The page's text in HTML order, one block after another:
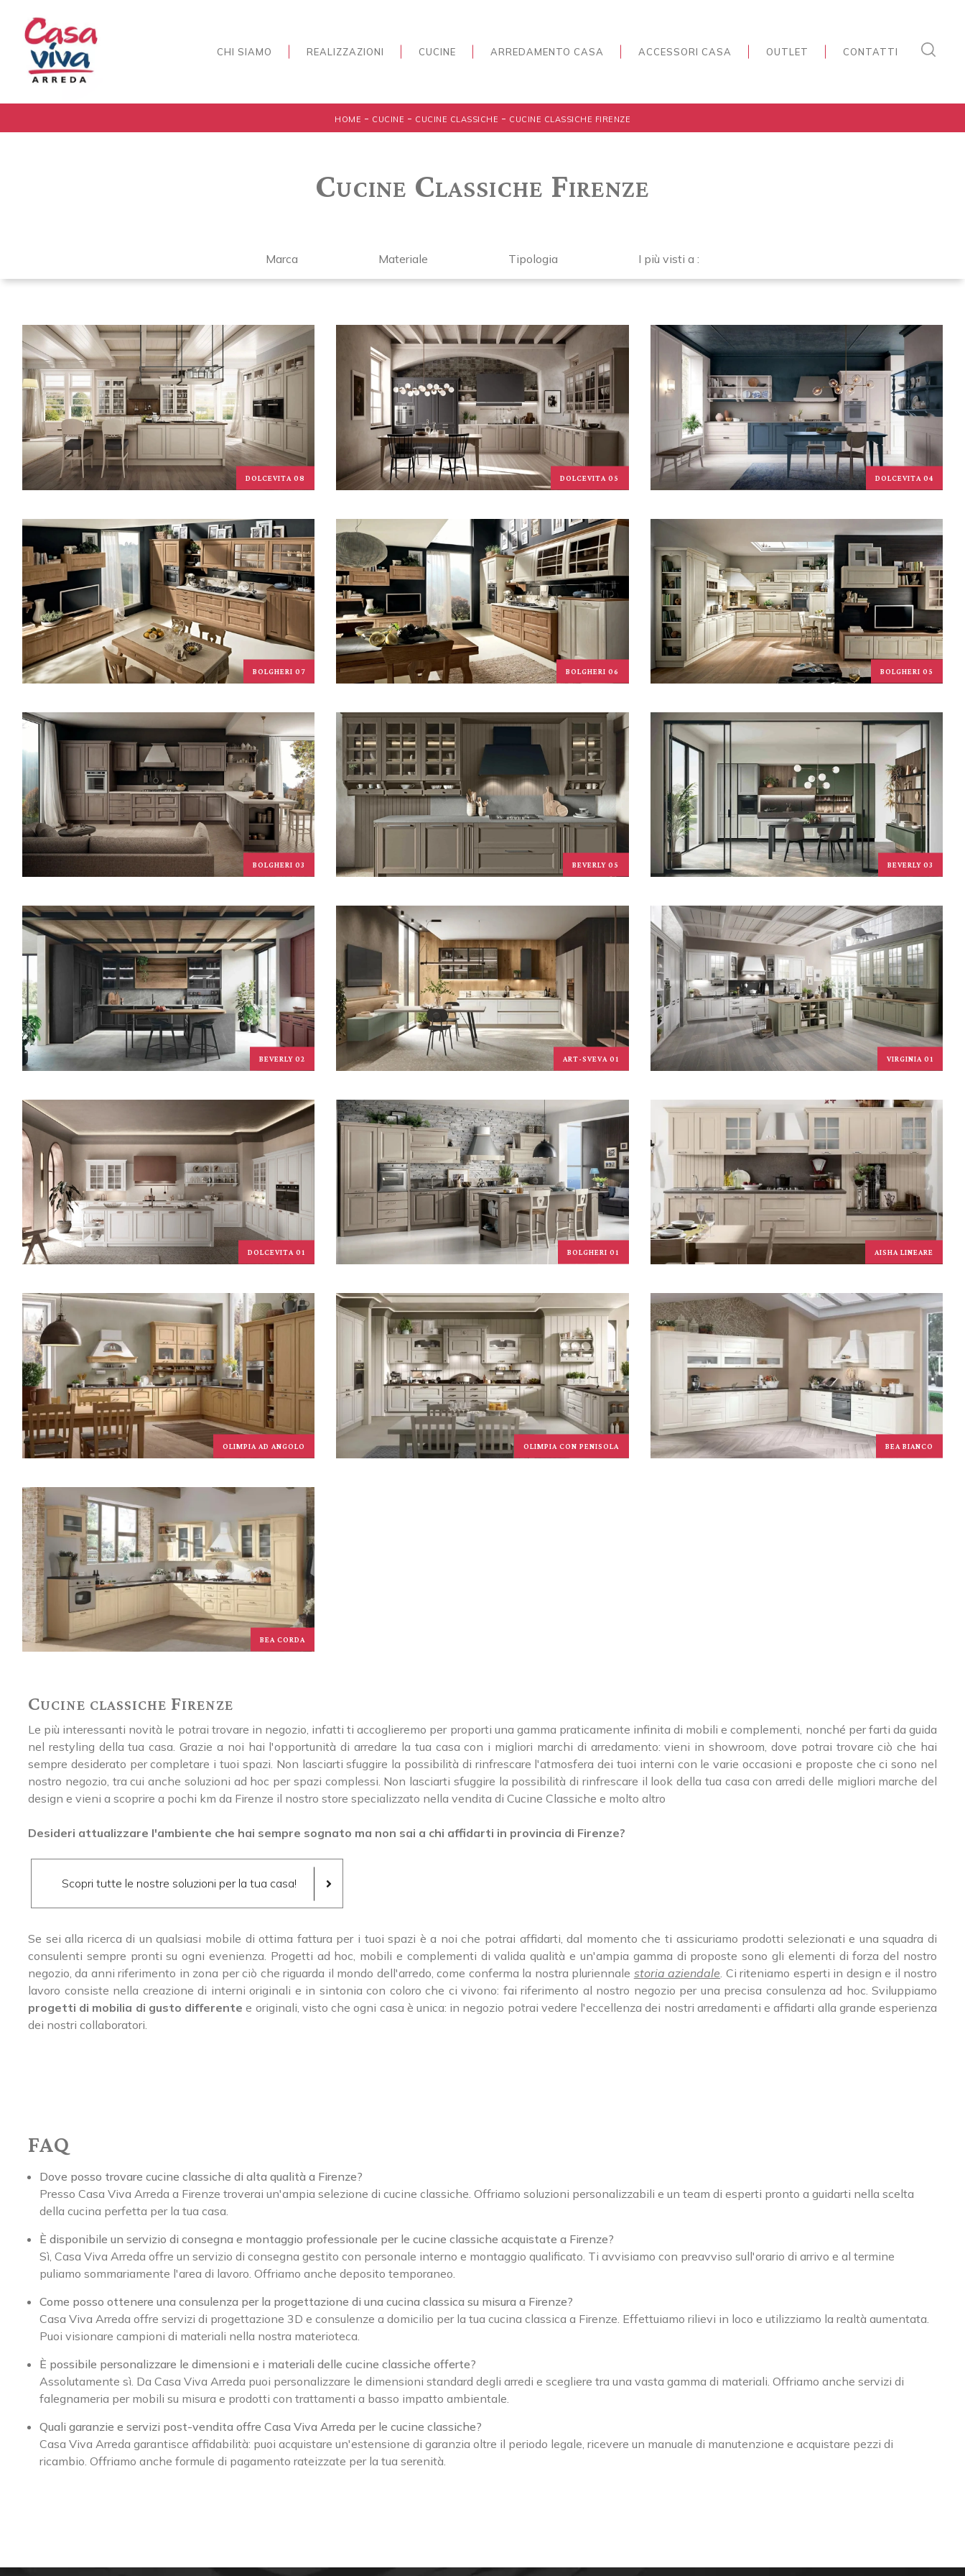
CHI SIAMO REALIZZAZIONI CUCINE ARREDAMENTO CASA ACCESSORI CASA OUTLET CONTATTI
HOME - CUCINE - CUCINE CLASSICHE - CUCINE CLASSICHE FIRENZE
Cucine Classiche Firenze
Marca Materiale Tipologia I più visti a :
DOLCEVITA 08 DOLCEVITA 05 DOLCEVITA 04
BOLGHERI 07 BOLGHERI 06 BOLGHERI 05
BOLGHERI 03 BEVERLY 05 BEVERLY 03
BEVERLY 02 ART-SVEVA 01 VIRGINIA 01
DOLCEVITA 01 BOLGHERI 01 AISHA LINEARE
OLIMPIA AD ANGOLO OLIMPIA CON PENISOLA BEA BIANCO
BEA CORDA
Cucine classiche Firenze
Le più interessanti novità le potrai trovare in negozio, infatti ti accoglieremo per proporti una gamma praticamente infinita di mobili e complementi, nonché per farti da guida
nel restyling della tua casa. Grazie a noi hai l'opportunità di arredare la tua casa con i migliori marchi di arredamento: vieni in showroom, dove potrai trovare ciò che hai
sempre desiderato per completare i tuoi spazi. Non lasciarti sfuggire la possibilità di rinfrescare l'atmosfera dei tuoi interni con le varie occasioni e proposte che ci sono nel
nostro negozio, tra cui anche soluzioni ad hoc per spazi complessi. Non lasciarti sfuggire la possibilità di rinfrescare il look della tua casa con arredi delle migliori marche del
design e vieni a scoprire a pochi km da Firenze il nostro store specializzato nella vendita di Cucine Classiche e molto altro
Desideri attualizzare l'ambiente che hai sempre sognato ma non sai a chi affidarti in provincia di Firenze?
Scopri tutte le nostre soluzioni per la tua casa!
Se sei alla ricerca di un qualsiasi mobile di ottima fattura per i tuoi spazi è a noi che potrai affidarti, dal momento che ti assicuriamo prodotti selezionati e una squadra di
consulenti sempre pronti su ogni evenienza. Progetti ad hoc, mobili e complementi di valida qualità e un'ampia gamma di proposte sono gli elementi di forza del nostro
negozio, da anni riferimento in zona per ciò che riguarda il mondo dell'arredo, come conferma la nostra pluriennale storia aziendale. Ci riteniamo esperti in design e il nostro
lavoro consiste nella creazione di interni originali e in sintonia con coloro che ci vivono: fai riferimento al nostro negozio per una precisa consulenza ad hoc. Sviluppiamo
progetti di mobilia di gusto differente e originali, visto che ogni casa è unica: in negozio potrai vedere l'eccellenza dei nostri arredamenti e affidarti alla grande esperienza
dei nostri collaboratori.
FAQ
Dove posso trovare cucine classiche di alta qualità a Firenze?
Presso Casa Viva Arreda a Firenze troverai un'ampia selezione di cucine classiche. Offriamo soluzioni personalizzabili e un team di esperti pronto a guidarti nella scelta
della cucina perfetta per la tua casa.
È disponibile un servizio di consegna e montaggio professionale per le cucine classiche acquistate a Firenze?
Sì, Casa Viva Arreda offre un servizio di consegna gestito con personale interno e montaggio qualificato. Ti avvisiamo con preavviso sull'orario di arrivo e al termine
puliamo sommariamente l'area di lavoro. Offriamo anche deposito temporaneo.
Come posso ottenere una consulenza per la progettazione di una cucina classica su misura a Firenze?
Casa Viva Arreda offre servizi di progettazione 3D e consulenze a domicilio per la tua cucina classica a Firenze. Effettuiamo rilievi in loco e utilizziamo la realtà aumentata.
Puoi visionare campioni di materiali nella nostra materioteca.
È possibile personalizzare le dimensioni e i materiali delle cucine classiche offerte?
Assolutamente sì. Da Casa Viva Arreda puoi personalizzare le dimensioni standard degli arredi e scegliere tra una vasta gamma di materiali. Offriamo anche servizi di
falegnameria per mobili su misura e prodotti con trattamenti a basso impatto ambientale.
Quali garanzie e servizi post-vendita offre Casa Viva Arreda per le cucine classiche?
Casa Viva Arreda garantisce affidabilità: puoi acquistare un'estensione di garanzia oltre il periodo legale, ricevere un manuale di manutenzione e acquistare pezzi di
ricambio. Offriamo anche formule di pagamento rateizzate per la tua serenità.